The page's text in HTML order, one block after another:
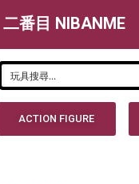
二番目 NIBANME
ACTION FIGURE